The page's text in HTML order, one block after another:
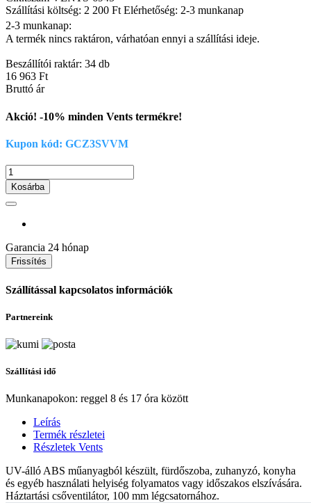
Szállítási költség: 2 200 FtElérhetőség: 2-3 munkanap
2-3 munkanap:
A termék nincs raktáron, várhatóan ennyi a szállítási ideje.
Beszállítói raktár: 34 db
16 963 Ft
Bruttó ár
Akció! -10% minden Vents termékre!
Kupon kód: GCZ3SVVM
Kosárba
Garancia 24 hónap
Szállítással kapcsolatos információk
Partnereink
Szállítási idő
Munkanapokon: reggel 8 és 17 óra között
Leírás
Termék részletei
Részletek Vents
UV-álló ABS műanyagból készült, fürdőszoba, zuhanyzó, konyha
és egyéb használati helyiség folyamatos vagy időszakos elszívására.
Háztartási csőventilátor, 100 mm légcsatornához.